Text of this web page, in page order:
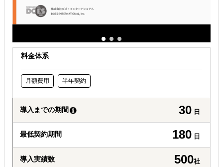
料金体系
月額費用 半年契約
導入までの期間 30 日
最低契約期間 180 日
導入実績数 500社